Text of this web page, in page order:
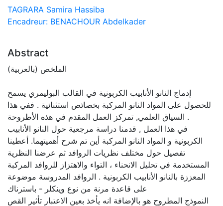
TAGRARA Samira Hassiba
Encadreur: BENACHOUR Abdelkader
Abstract
الملخص (بالعربية)
إدماج النانو الأنابيب الكربونية في القالب البوليمري يسمح
للحصول على المواد النانو المركبة بخصائص استثنائية . ففي هذا
السياق العلمي, تمركز العمل المقدم في هذه الأطروحة .
في هذا العمل , قدمنا دراسة مرجعية حول النانو الأنابيب
الكربونية و المواد النانو المركبة أين تم شرح أهميتهما. أعطينا
تفصيل حول مختلف نظريات الروافد ثم عرضنا النظرية
المستخدمة في تحليل الانحناء ، التواء والاهتزاز للروافد المركبة
المعززة بالنانو الأنابيب الكربونية . الروافد المدروسة موضوعة
على قاعدة مرنة من نوع وينكلر - باسترناك
النموذج المطروح هو بالإضافة انه يأخذ بعين الاعتبار تأثير القص